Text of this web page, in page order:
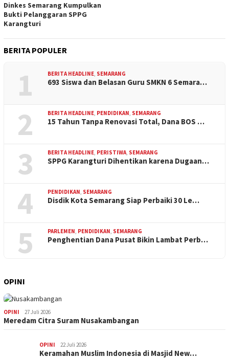
Dinkes Semarang Kumpulkan
Bukti Pelanggaran SPPG
Karangturi
BERITA POPULER
1 BERITA HEADLINE, SEMARANG
693 Siswa dan Belasan Guru SMKN 6 Semara…
2 BERITA HEADLINE, PENDIDIKAN, SEMARANG
15 Tahun Tanpa Renovasi Total, Dana BOS …
3 BERITA HEADLINE, PERISTIWA, SEMARANG
SPPG Karangturi Dihentikan karena Dugaan…
4 PENDIDIKAN, SEMARANG
Disdik Kota Semarang Siap Perbaiki 30 Le…
5 PARLEMEN, PENDIDIKAN, SEMARANG
Penghentian Dana Pusat Bikin Lambat Perb…
OPINI
OPINI 27 Juli 2026
Meredam Citra Suram Nusakambangan
OPINI 22 Juli 2026
Keramahan Muslim Indonesia di Masjid New…